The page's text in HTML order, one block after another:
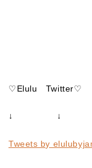
♡Elulu Twitter♡
↓ ↓
Tweets by